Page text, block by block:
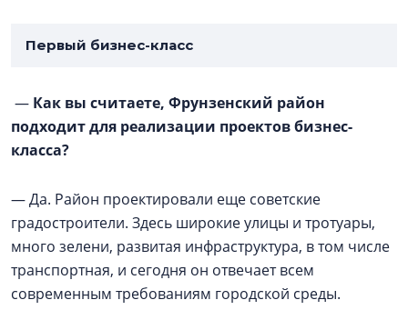
Первый бизнес-класс
— Как вы считаете, Фрунзенский район
подходит для реализации проектов бизнес-
класса?
— Да. Район проектировали еще советские
градостроители. Здесь широкие улицы и тротуары,
много зелени, развитая инфраструктура, в том числе
транспортная, и сегодня он отвечает всем
современным требованиям городской среды.